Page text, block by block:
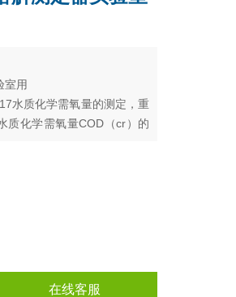
室用
水质化学需氧量的测定，重
质化学需氧量COD（cr）的
在线客服